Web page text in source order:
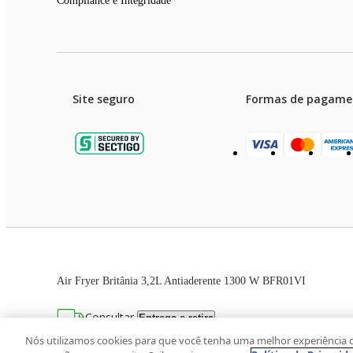
Air Fryer Britânia 3,2L Antiaderente 1300 W BFR01VI
Consultar Entrega e retira
Site seguro Formas de
Preços e condições de
As imagens dos produtos são meramente
Avenida Zaki Narchi, nº 1650, sobreloja,
Nós utilizamos cookies para que você tenha uma melhor experiência